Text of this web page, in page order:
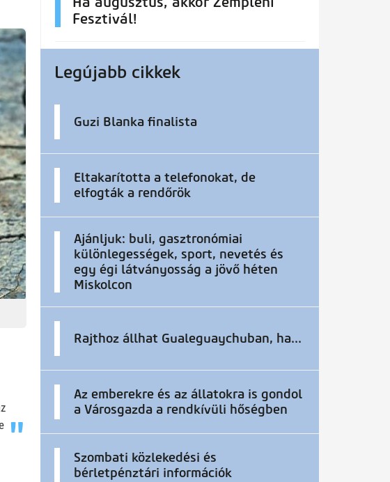
Fesztivál!
Legújabb cikkek
Guzi Blanka finalista
Eltakarította a telefonokat, de
elfogták a rendőrök
Ajánljuk: buli, gasztronómiai
különlegességek, sport, nevetés és
egy égi látványosság a jövő héten
Miskolcon
Rajthoz állhat Gualeguaychuban, ha...
Az emberekre és az állatokra is gondol
a Városgazda a rendkívüli hőségben
Szombati közlekedési és
bérletpénztári információk